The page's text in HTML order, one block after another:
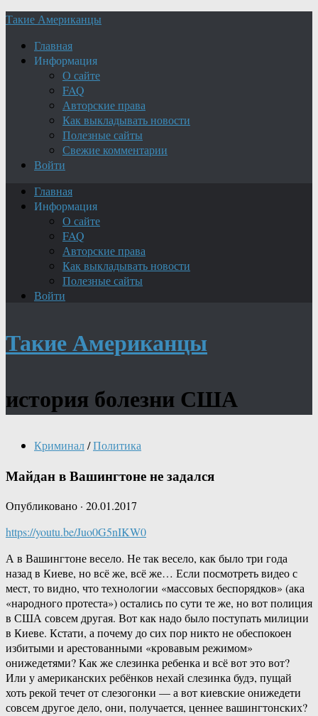
Такие Американцы
Главная
Информация
О сайте
FAQ
Авторские права
Как выкладывать новости
Полезные сайты
Свежие комментарии
Войти
Главная
Информация
О сайте
FAQ
Авторские права
Как выкладывать новости
Полезные сайты
Войти
Такие Американцы
история болезни США
Криминал/Политика
Майдан в Вашингтоне не задался
Опубликовано · 20.01.2017
https://youtu.be/Juo0G5nIKW0
А в Вашингтоне весело. Не так весело, как было три года
назад в Киеве, но всё же, всё же… Если посмотреть видео с
мест, то видно, что технологии «массовых беспорядков» (ака
«народного протеста») остались по сути те же, но вот полиция
в США совсем другая. Вот как надо было поступать милиции
в Киеве. Кстати, а почему до сих пор никто не обеспокоен
избитыми и арестованными «кровавым режимом»
онижедетями? Как же слезинка ребенка и всё вот это вот?
Или у американских ребёнков нехай слезинка будэ, пущай
хоть рекой течет от слезогонки — а вот киевские онижедети
совсем другое дело, они, получается, ценнее вашингтонских?